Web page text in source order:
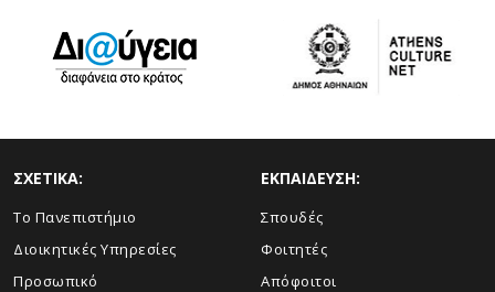
ΣΧΕΤΙΚΑ:
Το Πανεπιστήμιο
Διοικητικές Υπηρεσίες
Προσωπικό
ΕΚΠΑΙΔΕΥΣΗ:
Σπουδές
Φοιτητές
Απόφοιτοι